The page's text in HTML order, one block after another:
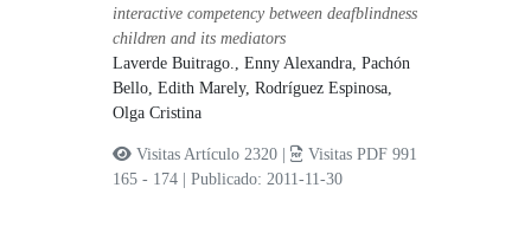
interactive competency between deafblindness
children and its mediators
Laverde Buitrago., Enny Alexandra,Pachón
Bello, Edith Marely,Rodríguez Espinosa,
Olga Cristina
Visitas Artículo 2320 |
Visitas PDF 991
165 - 174
|Publicado: 2011-11-30